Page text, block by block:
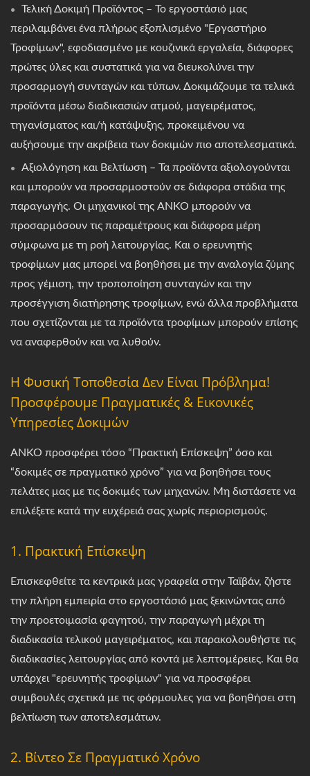
Τελική Δοκιμή Προϊόντος – Το εργοστάσιό μας
περιλαμβάνει ένα πλήρως εξοπλισμένο "Εργαστήριο
Τροφίμων", εφοδιασμένο με κουζινικά εργαλεία, διάφορες
πρώτες ύλες και συστατικά για να διευκολύνει την
προσαρμογή συνταγών και τύπων. Δοκιμάζουμε τα τελικά
προϊόντα μέσω διαδικασιών ατμού, μαγειρέματος,
τηγανίσματος και/ή κατάψυξης, προκειμένου να
αυξήσουμε την ακρίβεια των δοκιμών πιο αποτελεσματικά.
Αξιολόγηση και Βελτίωση – Τα προϊόντα αξιολογούνται
και μπορούν να προσαρμοστούν σε διάφορα στάδια της
παραγωγής. Οι μηχανικοί της ANKO μπορούν να
προσαρμόσουν τις παραμέτρους και διάφορα μέρη
σύμφωνα με τη ροή λειτουργίας. Και ο ερευνητής
τροφίμων μας μπορεί να βοηθήσει με την αναλογία ζύμης
προς γέμιση, την τροποποίηση συνταγών και την
προσέγγιση διατήρησης τροφίμων, ενώ άλλα προβλήματα
που σχετίζονται με τα προϊόντα τροφίμων μπορούν επίσης
να αναφερθούν και να λυθούν.
Η Φυσική Τοποθεσία Δεν Είναι Πρόβλημα!
Προσφέρουμε Πραγματικές & Εικονικές
Υπηρεσίες Δοκιμών
ANKO προσφέρει τόσο “Πρακτική Επίσκεψη” όσο και
“δοκιμές σε πραγματικό χρόνο” για να βοηθήσει τους
πελάτες μας με τις δοκιμές των μηχανών. Μη διστάσετε να
επιλέξετε κατά την ευχέρειά σας χωρίς περιορισμούς.
1. Πρακτική Επίσκεψη
Επισκεφθείτε τα κεντρικά μας γραφεία στην Ταϊβάν, ζήστε
την πλήρη εμπειρία στο εργοστάσιό μας ξεκινώντας από
την προετοιμασία φαγητού, την παραγωγή μέχρι τη
διαδικασία τελικού μαγειρέματος, και παρακολουθήστε τις
διαδικασίες λειτουργίας από κοντά με λεπτομέρειες. Και θα
υπάρχει "ερευνητής τροφίμων" για να προσφέρει
συμβουλές σχετικά με τις φόρμουλες για να βοηθήσει στη
βελτίωση των αποτελεσμάτων.
2. Βίντεο Σε Πραγματικό Χρόνο